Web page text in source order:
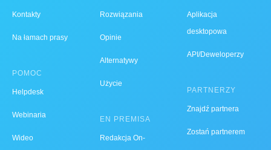
Kontakty
Na łamach prasy
POMOC
Helpdesk
Webinaria
Wideo
Rozwiązania
Opinie
Alternatywy
Użycie
EN PREMISA
Redakcja On-
Aplikacja
desktopowa
API/Deweloperzy
PARTNERZY
Znajdź partnera
Zostań partnerem